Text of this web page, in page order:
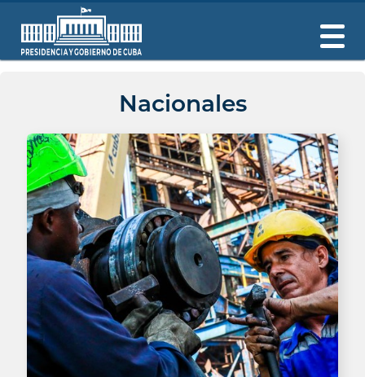
Nacionales